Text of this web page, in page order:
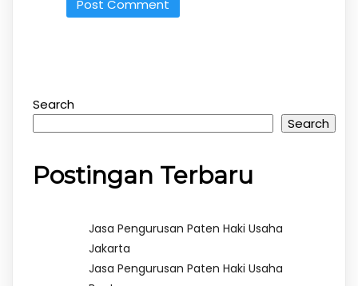
Search
Search
Postingan Terbaru
Jasa Pengurusan Paten Haki Usaha
Jakarta
Jasa Pengurusan Paten Haki Usaha